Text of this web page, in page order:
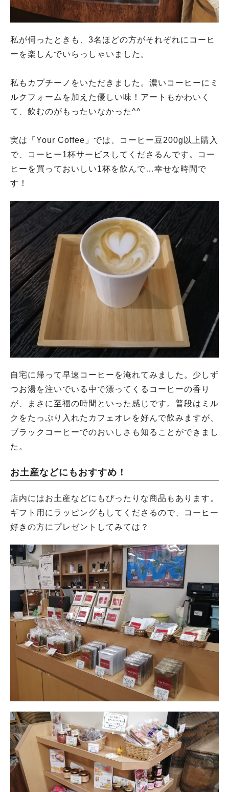
私が伺ったときも、3名ほどの方がそれぞれにコーヒ
ーを楽しんでいらっしゃいました。
私もカプチーノをいただきました。濃いコーヒーにミ
ルクフォームを加えた優しい味！アートもかわいく
て、飲むのがもったいなかった^^
実は「Your Coffee」では、コーヒー豆200g以上購入
で、コーヒー1杯サービスしてくださるんです。コー
ヒーを買っておいしい1杯を飲んで…幸せな時間で
す！
自宅に帰って早速コーヒーを淹れてみました。少しず
つお湯を注いでいる中で漂ってくるコーヒーの香り
が、まさに至福の時間といった感じです。普段はミル
クをたっぷり入れたカフェオレを好んで飲みますが、
ブラックコーヒーでのおいしさも知ることができまし
た。
お土産などにもおすすめ！
店内にはお土産などにもぴったりな商品もあります。
ギフト用にラッピングもしてくださるので、コーヒー
好きの方にプレゼントしてみては？